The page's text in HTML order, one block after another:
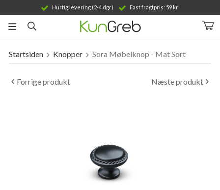
Hurtig levering (2-4 dgr) Fast fragtpris: 59 kr
Produktet er blevet tilføjet til din indkøbskurv
Startsiden Knopper Sora Møbelknop - Mat Sort
Forrige produkt Næste produkt